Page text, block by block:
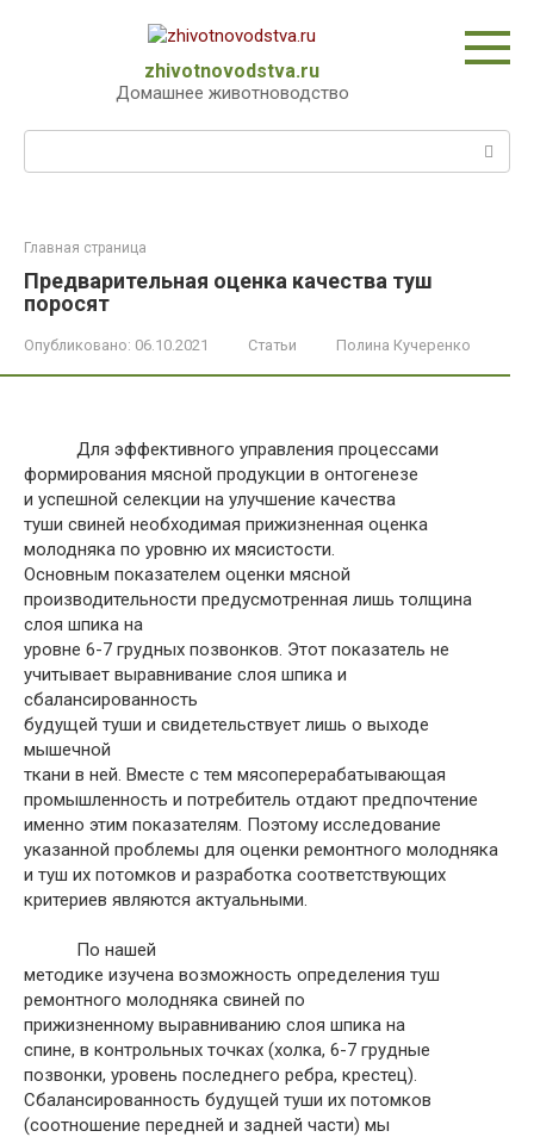
zhivotnovodstva.ru
Домашнее животноводство
Поиск:
Главная страница
Предварительная оценка качества туш
поросят
Опубликовано: 06.10.2021 Статьи Полина Кучеренко
Для эффективного управления процессами
формирования мясной продукции в онтогенезе
и успешной селекции на улучшение качества
туши свиней необходимая прижизненная оценка
молодняка по уровню их мясистости.
Основным показателем оценки мясной
производительности предусмотренная лишь толщина
слоя шпика на
уровне 6-7 грудных позвонков. Этот показатель не
учитывает выравнивание слоя шпика и
сбалансированность
будущей туши и свидетельствует лишь о выходе
мышечной
ткани в ней. Вместе с тем мясоперерабатывающая
промышленность и потребитель отдают предпочтение
именно этим показателям. Поэтому исследование
указанной проблемы для оценки ремонтного молодняка
и туш их потомков и разработка соответствующих
критериев являются актуальными.
По нашей
методике изучена возможность определения туш
ремонтного молодняка свиней по
прижизненному выравниванию слоя шпика на
спине, в контрольных точках (холка, 6-7 грудные
позвонки, уровень последнего ребра, крестец).
Сбалансированность будущей туши их потомков
(соотношение передней и задней части) мы